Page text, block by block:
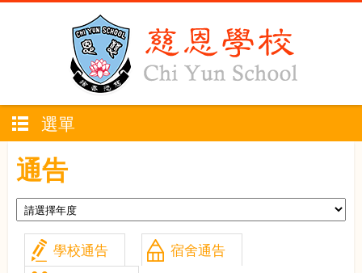
選單
通告
學校通告
宿舍通告